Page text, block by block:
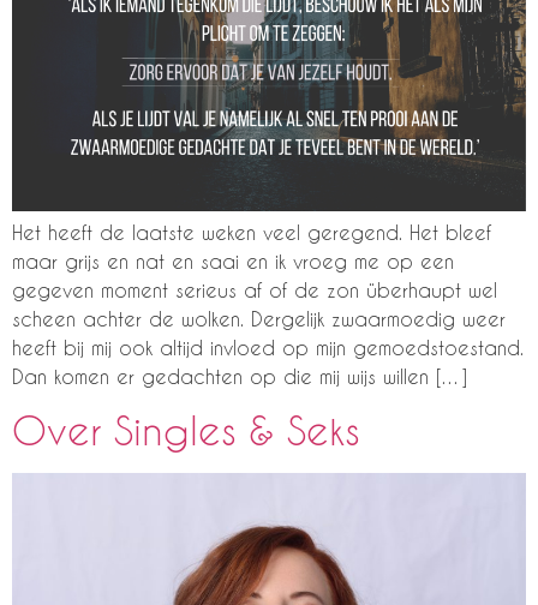
Het heeft de laatste weken veel geregend. Het bleef
maar grijs en nat en saai en ik vroeg me op een
gegeven moment serieus af of de zon überhaupt wel
scheen achter de wolken. Dergelijk zwaarmoedig weer
heeft bij mij ook altijd invloed op mijn gemoedstoestand.
Dan komen er gedachten op die mij wijs willen […]
Over Singles & Seks